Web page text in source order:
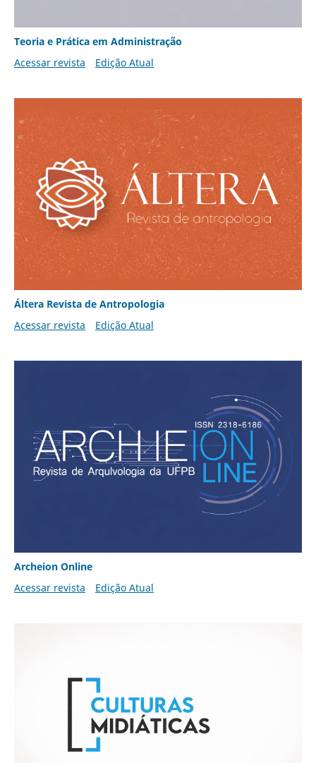
Teoria e Prática em Administração
Acessar revista
Edição Atual
Áltera Revista de Antropologia
Acessar revista
Edição Atual
Archeion Online
Acessar revista
Edição Atual